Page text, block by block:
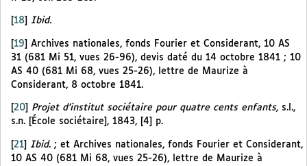
18 Ibid.
[19] Archives nationales, fonds Fourier et Considerant, 10 AS
31 (681 Mi 51, vues 26-96), devis daté du 14 octobre 1841 ; 10
AS 40 (681 Mi 68, vues 25-26), lettre de Maurize à
Considerant, 8 octobre 1841.
20 Projet d’institut sociétaire pour quatre cents enfants, s.l.,
s.n. [École sociétaire], 1843, [4] p.
21 Ibid. ; et Archives nationales, fonds Fourier et Considerant,
10 AS 40 (681 Mi 68, vues 25-26), lettre de Maurize à